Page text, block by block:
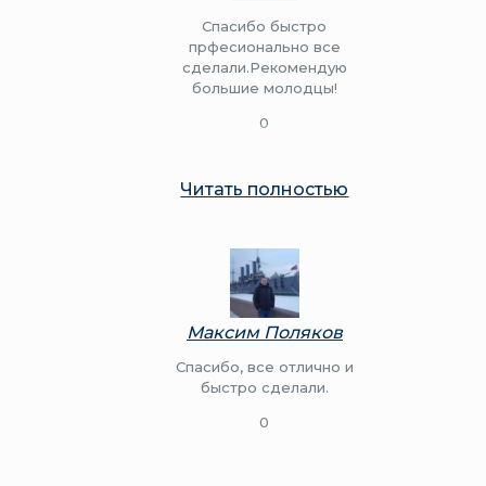
Спасибо быстро
прфесионально все
сделали.Рекомендую
большие молодцы!
0
Читать полностью
Максим Поляков
Спасибо, все отлично и
быстро сделали.
0